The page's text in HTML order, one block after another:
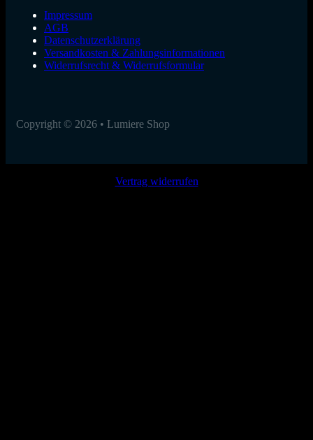
Impressum
AGB
Datenschutzerklärung
Versandkosten & Zahlungsinformationen
Widerrufsrecht & Widerrufsformular
Copyright © 2026 • Lumiere Shop
Vertrag widerrufen